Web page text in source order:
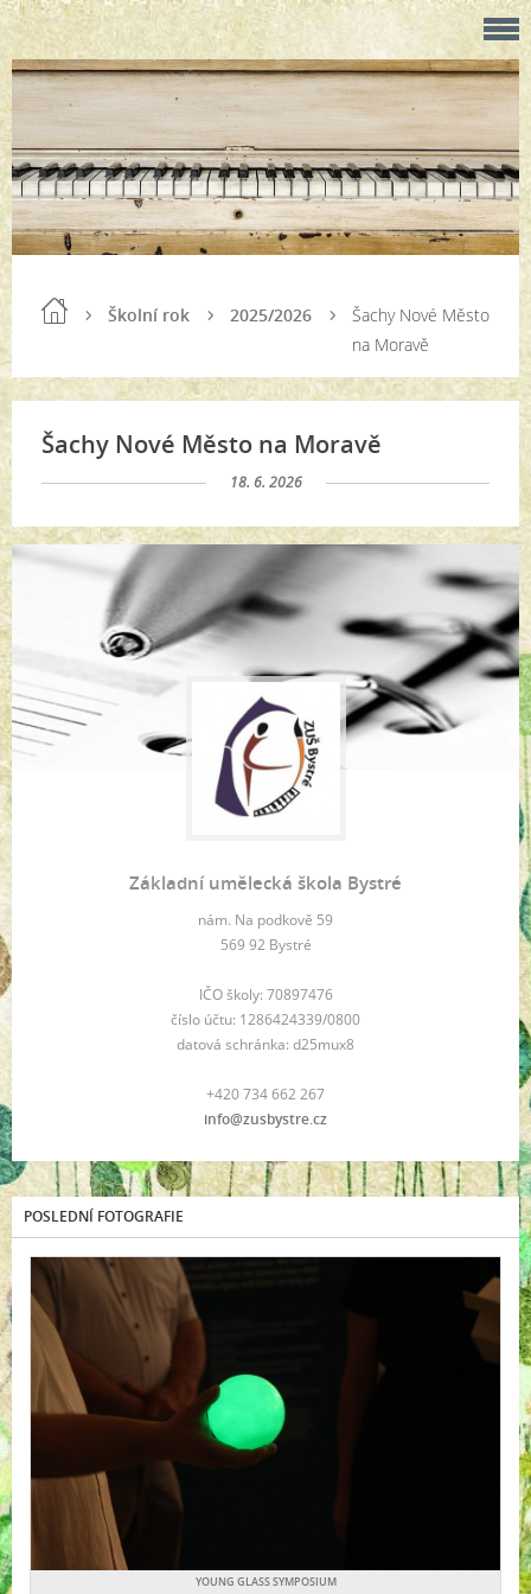
Školní rok 2025/2026
Šachy Nové Město
na Moravě
Šachy Nové Město na Moravě
18. 6. 2026
Základní umělecká škola Bystré
nám. Na podkově 59
569 92 Bystré
IČO školy: 70897476
číslo účtu: 1286424339/0800
datová schránka: d25mux8
+420 734 662 267
info@zusbystre.cz
POSLEDNÍ FOTOGRAFIE
YOUNG GLASS SYMPOSIUM